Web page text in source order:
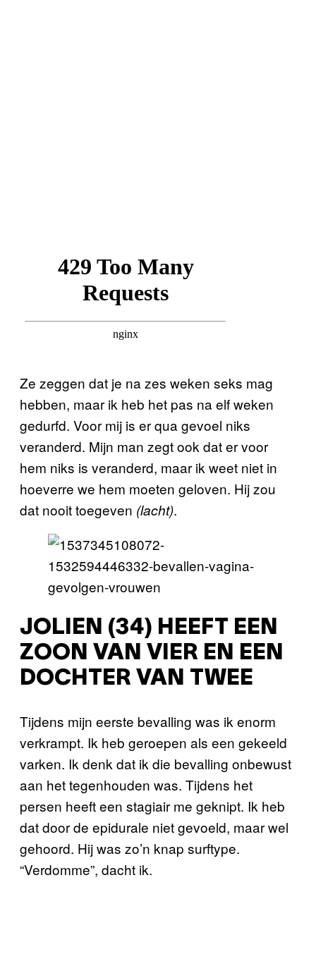
Ze zeggen dat je na zes weken seks mag
hebben, maar ik heb het pas na elf weken
gedurfd. Voor mij is er qua gevoel niks
veranderd. Mijn man zegt ook dat er voor
hem niks is veranderd, maar ik weet niet in
hoeverre we hem moeten geloven. Hij zou
dat nooit toegeven (lacht).
JOLIEN (34) HEEFT EEN
ZOON VAN VIER EN EEN
DOCHTER VAN TWEE
Tijdens mijn eerste bevalling was ik enorm
verkrampt. Ik heb geroepen als een gekeeld
varken. Ik denk dat ik die bevalling onbewust
aan het tegenhouden was. Tijdens het
persen heeft een stagiair me geknipt. Ik heb
dat door de epidurale niet gevoeld, maar wel
gehoord. Hij was zo’n knap surftype.
“Verdomme”, dacht ik.